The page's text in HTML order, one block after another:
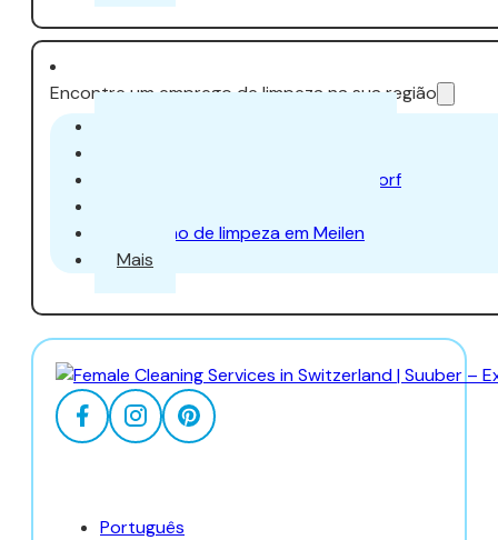
Encontre um emprego de limpeza na sua região
Trabalho de limpeza em Dübendorf
Trabalho de limpeza em Meilen
Mais
Português